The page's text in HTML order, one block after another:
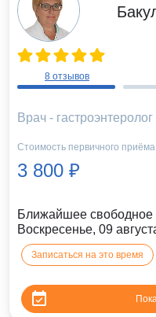
8 отзывов
Врач - гастроэнтеролог
Стоимость первичного приёма
3 800 ₽
Ближайшее свободное
Воскресенье, 09
Записаться на это время